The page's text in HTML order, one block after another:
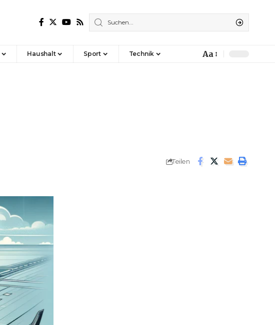
Haushalt Sport Technik
Font
Aa
Teilen